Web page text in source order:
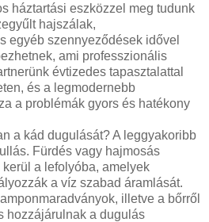
háztartási eszközzel meg tudunk
hajszálak,
egyéb szennyeződések idővel
ami professzionális
évtizedes tapasztalattal
és a legmodernebb
a problémák gyors és hatékony
a kád dugulását? A leggyakoribb
Fürdés vagy hajmosás
a lefolyóba, amelyek
a víz szabad áramlását.
illetve a bőrről
hozzájárulnak a dugulás